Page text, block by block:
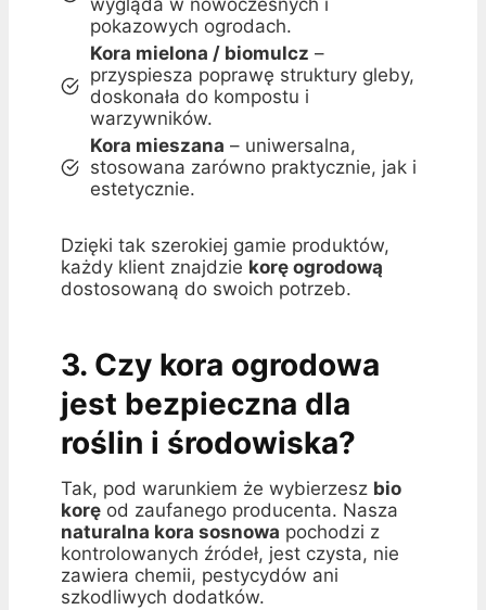
wygląda w nowoczesnych i
pokazowych ogrodach.
Kora mielona / biomulcz –
przyspiesza poprawę struktury gleby,
doskonała do kompostu i
warzywników.
Kora mieszana – uniwersalna,
stosowana zarówno praktycznie, jak i
estetycznie.
Dzięki tak szerokiej gamie produktów,
każdy klient znajdzie korę ogrodową
dostosowaną do swoich potrzeb.
3. Czy kora ogrodowa
jest bezpieczna dla
roślin i środowiska?
Tak, pod warunkiem że wybierzesz bio
korę od zaufanego producenta. Nasza
naturalna kora sosnowa pochodzi z
kontrolowanych źródeł, jest czysta, nie
zawiera chemii, pestycydów ani
szkodliwych dodatków.